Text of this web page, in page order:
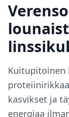
Kuitupitoinen
kasvikset ja
energiaa